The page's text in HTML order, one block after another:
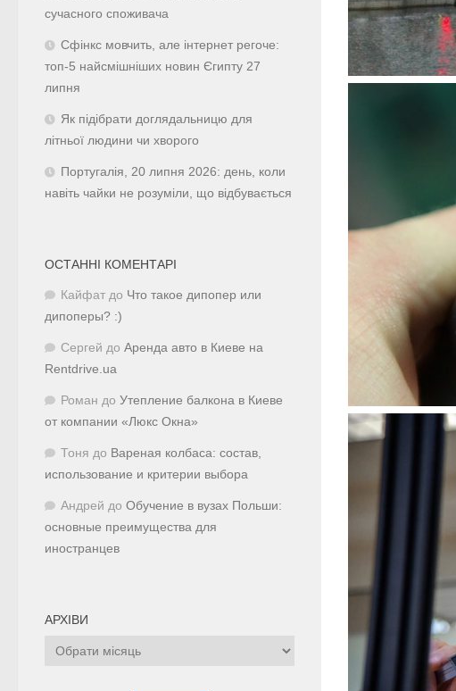
сучасного споживача
Сфінкс мовчить, але інтернет регоче:
топ-5 найсмішніших новин Єгипту 27
липня
Як підібрати доглядальницю для
літньої людини чи хворого
Португалія, 20 липня 2026: день, коли
навіть чайки не розуміли, що відбувається
ОСТАННІ КОМЕНТАРІ
Кайфат до Что такое дипопер или
дипоперы? :)
Сергей до Аренда авто в Киеве на
Rentdrive.ua
Роман до Утепление балкона в Киеве
от компании «Люкс Окна»
Тоня до Вареная колбаса: состав,
использование и критерии выбора
Андрей до Обучение в вузах Польши:
основные преимущества для
иностранцев
АРХІВИ
Архіви